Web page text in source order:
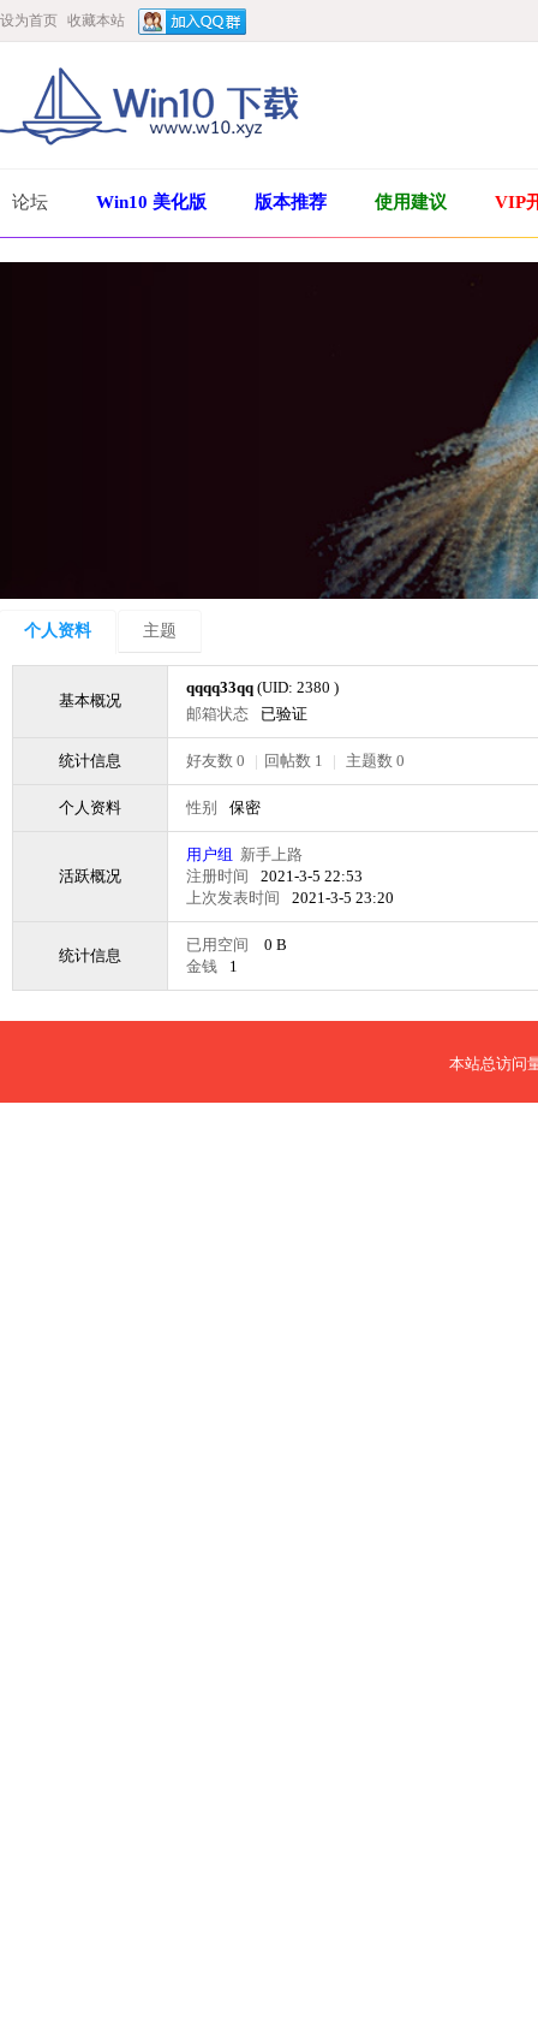
设为首页 收藏本站
论坛 Win10 美化版 版本推荐 使用建议 VIP
个人资料 主题
基本概况
qqqq33qq (UID: 2380 )
邮箱状态
已验证
统计信息 好友数 0 | 回帖数 1 | 主题数 0
个人资料 性别 保密
活跃概况
用户组 新手上路
注册时间
2021-3-5 22:53
上次发表时间
2021-3-5 23:20
统计信息
已用空间
0 B
金钱
1
本站总访问